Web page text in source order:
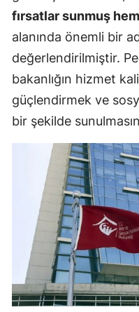
fırsatlar sunmuş
alanında önemli bir
değerlendirilmiştir.
bakanlığın hizmet
güçlendirmek ve
bir şekilde